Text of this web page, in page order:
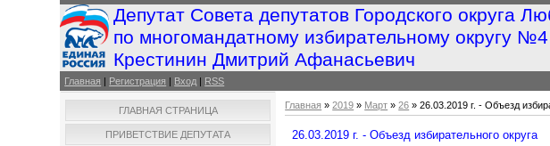
Депутат Совета депутатов Городского округа
по многомандатному избирательному округу №4
Крестинин Дмитрий Афанасьевич
Главная | Регистрация | Вход | RSS
ГЛАВНАЯ СТРАНИЦА
ПРИВЕТСТВИЕ ДЕПУТАТА
Главная »2019 » Март » 26 » 26.03.2019 г. - Объезд
26.03.2019 г. - Объезд избирательного округа